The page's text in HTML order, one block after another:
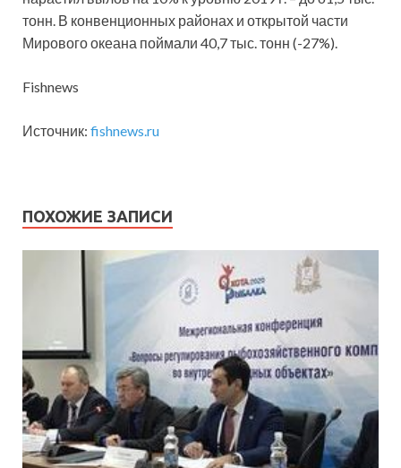
тонн. В конвенционных районах и открытой части
Мирового океана поймали 40,7 тыс. тонн (-27%).
Fishnews
Источник: fishnews.ru
ПОХОЖИЕ ЗАПИСИ